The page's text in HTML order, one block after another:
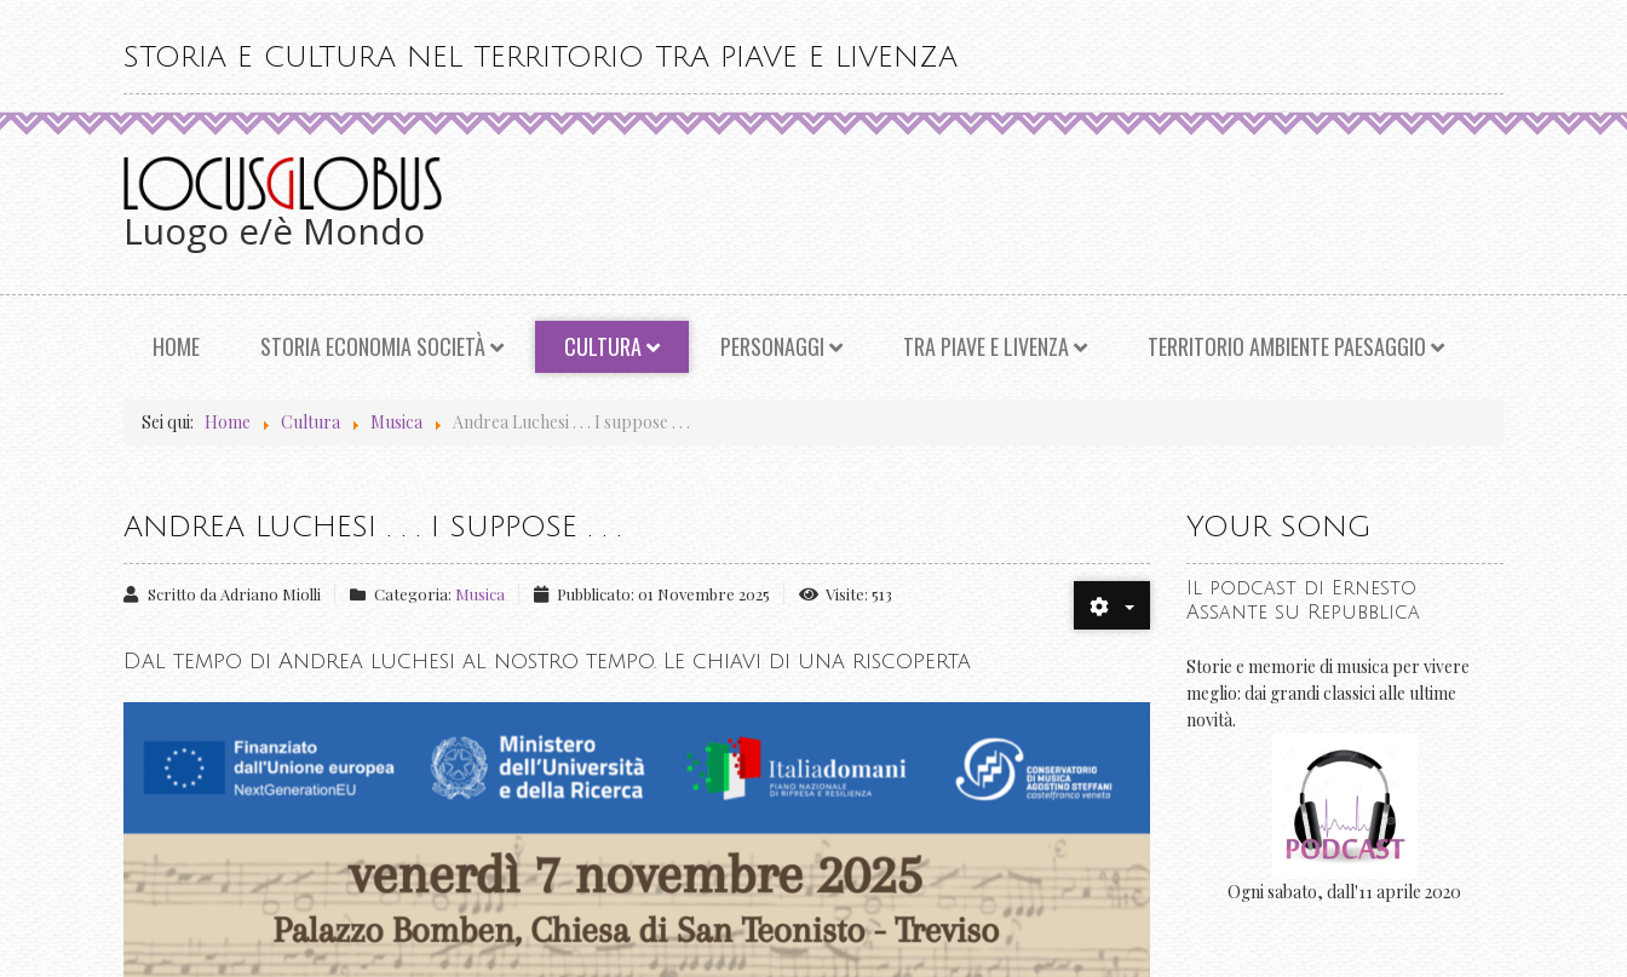
STORIA E CULTURA NEL TERRITORIO TRA PIAVE E LIVENZA
Luogo e/è Mondo
HOME STORIA ECONOMIA SOCIETÀ CULTURA PERSONAGGI TRA PIAVE E LIVENZA TERRITORIO AMBIENTE PAESAGGIO
Sei qui: Home Cultura Musica Andrea Luchesi . . . I suppose . . .
ANDREA LUCHESI . . . I SUPPOSE . . .
Scritto da Adriano Miolli Categoria: Musica Pubblicato: 01 Novembre 2025 Visite: 513
Dal tempo di Andrea luchesi al nostro tempo. Le chiavi di una riscoperta
YOUR SONG
Il podcast di Ernesto
Assante su Repubblica
Storie e memorie di musica per vivere
meglio: dai grandi classici alle ultime
novità.
Ogni sabato, dall'11 aprile 2020